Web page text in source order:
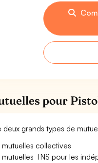
pour
deux grands types de
mutuelles collectives
mutuelles TNS pour les